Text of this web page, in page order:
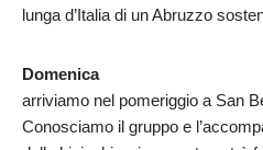
lunga d’Italia di un Abruzzo
Domenica
arriviamo nel pomeriggio a San
Conosciamo il gruppo e